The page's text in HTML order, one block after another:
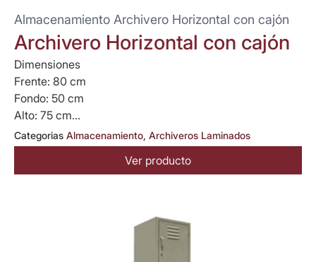
Almacenamiento Archivero Horizontal con cajón
Archivero Horizontal con cajón
Dimensiones
Frente: 80 cm
Fondo: 50 cm
Alto: 75 cm...
Categorias Almacenamiento, Archiveros Laminados
Ver producto